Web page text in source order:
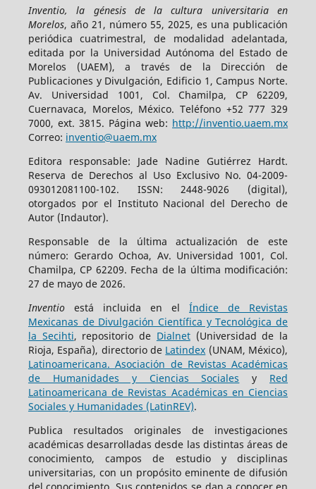
Inventio, la génesis de la cultura universitaria en
Morelos, año 21, número 55, 2025, es una publicación
periódica cuatrimestral, de modalidad adelantada,
editada por la Universidad Autónoma del Estado de
Morelos (UAEM), a través de la Dirección de
Publicaciones y Divulgación, Edificio 1, Campus Norte.
Av. Universidad 1001, Col. Chamilpa, CP 62209,
Cuernavaca, Morelos, México. Teléfono +52 777 329
7000, ext. 3815. Página web: http://inventio.uaem.mx
Correo: inventio@uaem.mx
Editora responsable: Jade Nadine Gutiérrez Hardt.
Reserva de Derechos al Uso Exclusivo No. 04-2009-
093012081100-102. ISSN: 2448-9026 (digital),
otorgados por el Instituto Nacional del Derecho de
Autor (Indautor).
Responsable de la última actualización de este
número: Gerardo Ochoa, Av. Universidad 1001, Col.
Chamilpa, CP 62209. Fecha de la última modificación:
27 de mayo de 2026.
Inventioestá incluida en elÍndice de Revistas
Mexicanas de Divulgación Científica y Tecnológica de
la Secihti, repositorio de Dialnet(Universidad de la
Rioja, España), directorio de Latindex (UNAM, México),
Latinoamericana. Asociación de Revistas Académicas
de Humanidades y Ciencias Sociales y Red
Latinoamericana de Revistas Académicas en Ciencias
Sociales y Humanidades (LatinREV).
Publica resultados originales de investigaciones
académicas desarrolladas desde las distintas áreas de
conocimiento, campos de estudio y disciplinas
universitarias, con un propósito eminente de difusión